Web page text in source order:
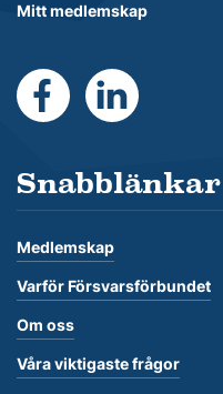
Mitt medlemskap
https:// https://
Snabblänkar
Medlemskap
Varför Försvarsförbundet
Om oss
Våra viktigaste frågor